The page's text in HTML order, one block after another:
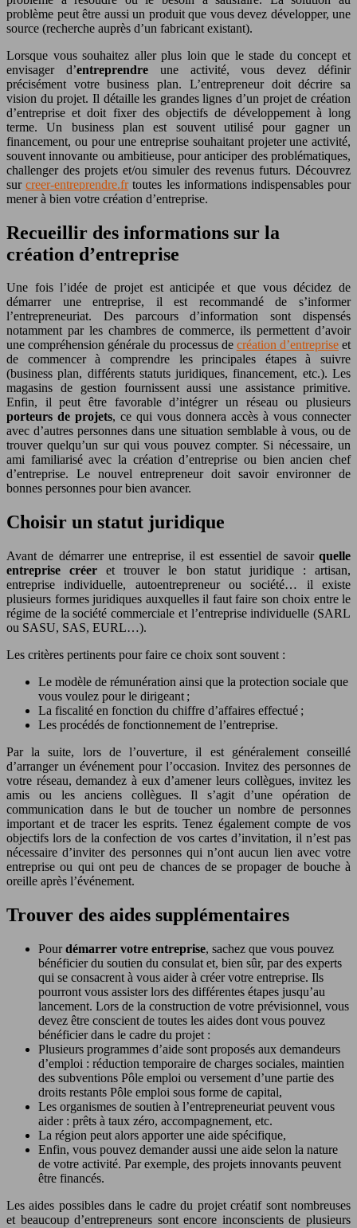
problème peut être aussi un produit que vous devez développer, une
source (recherche auprès d’un fabricant existant).
Lorsque vous souhaitez aller plus loin que le stade du concept et
envisager d’entreprendreune activité, vous devez définir
précisément votre business plan. L’entrepreneur doit décrire sa
vision du projet. Il détaille les grandes lignes d’un projet de création
d’entreprise et doit fixer des objectifs de développement à long
terme. Un business plan est souvent utilisé pour gagner un
financement, ou pour une entreprise souhaitant projeter une activité,
souvent innovante ou ambitieuse, pour anticiper des problématiques,
challenger des projets et/ou simuler des revenus futurs. Découvrez
surcreer-entreprendre.frtoutes les informations indispensables pour
mener à bien votre création d’entreprise.
Recueillir des informations sur la
création d’entreprise
Une fois l’idée de projet est anticipée et que vous décidez de
démarrer une entreprise, il est recommandé de s’informer
l’entrepreneuriat. Des parcours d’information sont dispensés
notamment par les chambres de commerce, ils permettent d’avoir
une compréhension générale du processus de création d’entrepriseet
de commencer à comprendre les principales étapes à suivre
(business plan, différents statuts juridiques, financement, etc.). Les
magasins de gestion fournissent aussi une assistance primitive.
Enfin, il peut être favorable d’intégrer un réseau ou plusieurs
porteurs de projets, ce qui vous donnera accès à vous connecter
avec d’autres personnes dans une situation semblable à vous, ou de
trouver quelqu’un sur qui vous pouvez compter. Si nécessaire, un
ami familiarisé avec la création d’entreprise ou bien ancien chef
d’entreprise. Le nouvel entrepreneur doit savoir environner de
bonnes personnes pour bien avancer.
Choisir un statut juridique
Avant de démarrer une entreprise, il est essentiel de savoir quelle
entreprise créer et trouver le bon statut juridique : artisan,
entreprise individuelle, autoentrepreneur ou société… il existe
plusieurs formes juridiques auxquelles il faut faire son choix entre le
régime de la société commerciale et l’entreprise individuelle (SARL
ou SASU, SAS, EURL…).
Les critères pertinents pour faire ce choix sont souvent :
Le modèle de rémunération ainsi que la protection sociale que
vous voulez pour le dirigeant ;
La fiscalité en fonction du chiffre d’affaires effectué ;
Les procédés de fonctionnement de l’entreprise.
Par la suite, lors de l’ouverture, il est généralement conseillé
d’arranger un événement pour l’occasion. Invitez des personnes de
votre réseau, demandez à eux d’amener leurs collègues, invitez les
amis ou les anciens collègues. Il s’agit d’une opération de
communication dans le but de toucher un nombre de personnes
important et de tracer les esprits. Tenez également compte de vos
objectifs lors de la confection de vos cartes d’invitation, il n’est pas
nécessaire d’inviter des personnes qui n’ont aucun lien avec votre
entreprise ou qui ont peu de chances de se propager de bouche à
oreille après l’événement.
Trouver des aides supplémentaires
Pourdémarrer votre entreprise, sachez que vous pouvez
bénéficier du soutien du consulat et, bien sûr, par des experts
qui se consacrent à vous aider à créer votre entreprise. Ils
pourront vous assister lors des différentes étapes jusqu’au
lancement. Lors de la construction de votre prévisionnel, vous
devez être conscient de toutes les aides dont vous pouvez
bénéficier dans le cadre du projet :
Plusieurs programmes d’aide sont proposés aux demandeurs
d’emploi : réduction temporaire de charges sociales, maintien
des subventions Pôle emploi ou versement d’une partie des
droits restants Pôle emploi sous forme de capital,
Les organismes de soutien à l’entrepreneuriat peuvent vous
aider : prêts à taux zéro, accompagnement, etc.
La région peut alors apporter une aide spécifique,
Enfin, vous pouvez demander aussi une aide selon la nature
de votre activité. Par exemple, des projets innovants peuvent
être financés.
Les aides possibles dans le cadre du projet créatif sont nombreuses
et beaucoup d’entrepreneurs sont encore inconscients de plusieurs